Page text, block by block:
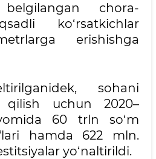
belgilangan chora-
ko‘rsatkichlar
erishishga
sohani
qilish uchun 2020–
60 trln so‘m
hamda 622 mln.
yo‘naltirildi.